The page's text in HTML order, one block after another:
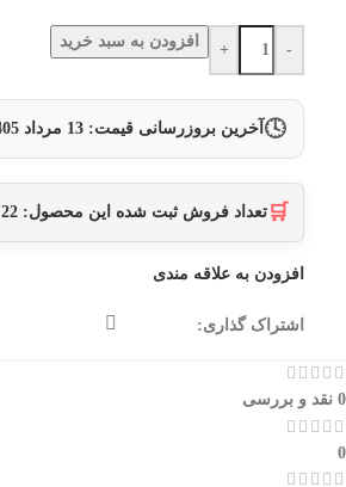
-
+ افزودن به سبد خرید
🕓 آخرین بروزرسانی قیمت: 13 مرداد 1405
🛒 تعداد فروش ثبت شده این محصول: 22
افزودن به علاقه مندی
اشتراک گذاری:
0 نقد و بررسی
0